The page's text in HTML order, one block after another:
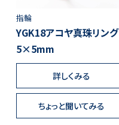
指輪
YGK18アコヤ真珠リング
5×5mm
詳しくみる
ちょっと聞いてみる